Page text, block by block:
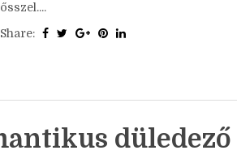
illattal. Talán furcsa, de én ilyenkor,
elköszönünk a meleg, napfényes